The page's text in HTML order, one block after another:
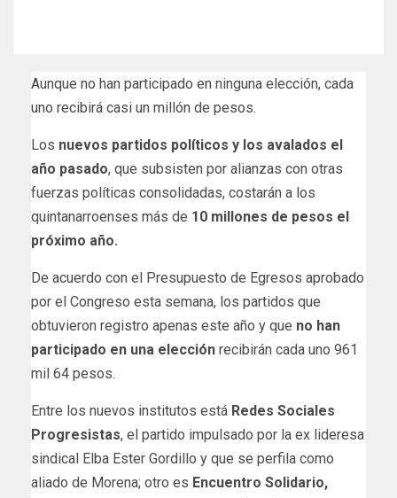
Aunque no han participado en ninguna elección, cada
uno recibirá casi un millón de pesos.
Los nuevos partidos políticos y los avalados el
año pasado, que subsisten por alianzas con otras
fuerzas políticas consolidadas, costarán a los
quintanarroenses más de 10 millones de pesos el
próximo año.
De acuerdo con el Presupuesto de Egresos aprobado
por el Congreso esta semana, los partidos que
obtuvieron registro apenas este año y que no han
participado en una elección recibirán cada uno 961
mil 64 pesos.
Entre los nuevos institutos está Redes Sociales
Progresistas, el partido impulsado por la ex lideresa
sindical Elba Ester Gordillo y que se perfila como
aliado de Morena; otro es Encuentro Solidario,